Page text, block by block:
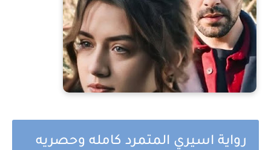
رواية اسيري المتمرد كامله وحصريه